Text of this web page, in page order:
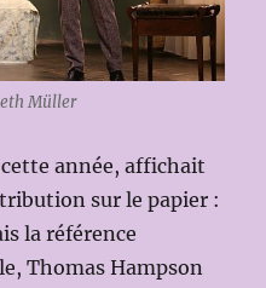
Müller
année, affichait
sur le papier :
la référence
Thomas Hampson